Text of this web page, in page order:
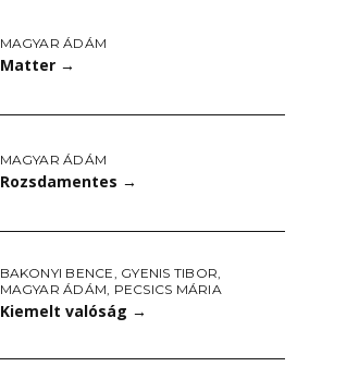
MAGYAR ÁDÁM
Matter →
MAGYAR ÁDÁM
Rozsdamentes →
BAKONYI BENCE, GYENIS TIBOR,
MAGYAR ÁDÁM, PECSICS MÁRIA
Kiemelt valóság →